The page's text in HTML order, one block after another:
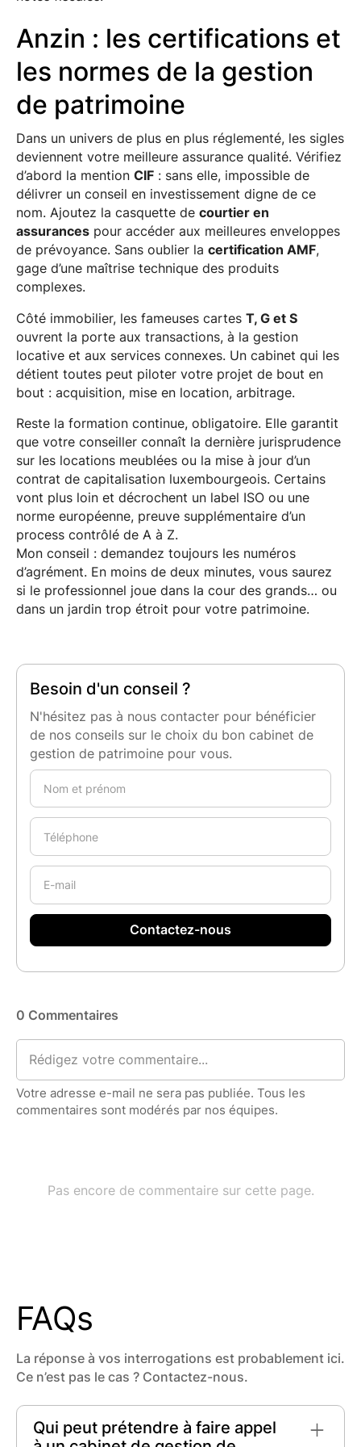
Anzin : les certifications et
les normes de la gestion
de patrimoine
Dans un univers de plus en plus réglementé, les sigles
deviennent votre meilleure assurance qualité. Vérifiez
d’abord la mention CIF: sans elle, impossible de
délivrer un conseil en investissement digne de ce
nom. Ajoutez la casquette de courtier en
assurancespour accéder aux meilleures enveloppes
de prévoyance. Sans oublier la certification AMF,
gage d’une maîtrise technique des produits
complexes.
Côté immobilier, les fameuses cartes T, G et S
ouvrent la porte aux transactions, à la gestion
locative et aux services connexes. Un cabinet qui les
détient toutes peut piloter votre projet de bout en
bout : acquisition, mise en location, arbitrage.
Reste la formation continue, obligatoire. Elle garantit
que votre conseiller connaît la dernière jurisprudence
sur les locations meublées ou la mise à jour d’un
contrat de capitalisation luxembourgeois. Certains
vont plus loin et décrochent un label ISO ou une
norme européenne, preuve supplémentaire d’un
process contrôlé de A à Z.
Mon conseil : demandez toujours les numéros
d’agrément. En moins de deux minutes, vous saurez
si le professionnel joue dans la cour des grands… ou
dans un jardin trop étroit pour votre patrimoine.
Besoin d'un conseil ?
N'hésitez pas à nous contacter pour bénéficier
de nos conseils sur le choix du bon cabinet de
gestion de patrimoine pour vous.
FAQs
La réponse à vos interrogations est probablement ici.
Ce n’est pas le cas ? Contactez-nous.
Qui peut prétendre à faire appel